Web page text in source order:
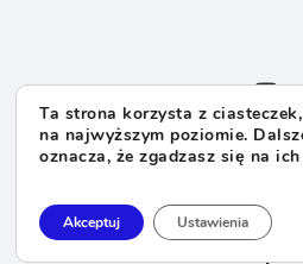
Dla
Dla
FAQ
Ta strona korzysta z
na najwyższym poziomie.
oznacza, że zgadzasz się na
Akceptuj Ustawienia